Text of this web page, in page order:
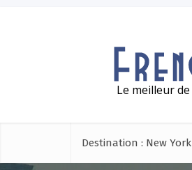
Le meilleur de
Destination : New York